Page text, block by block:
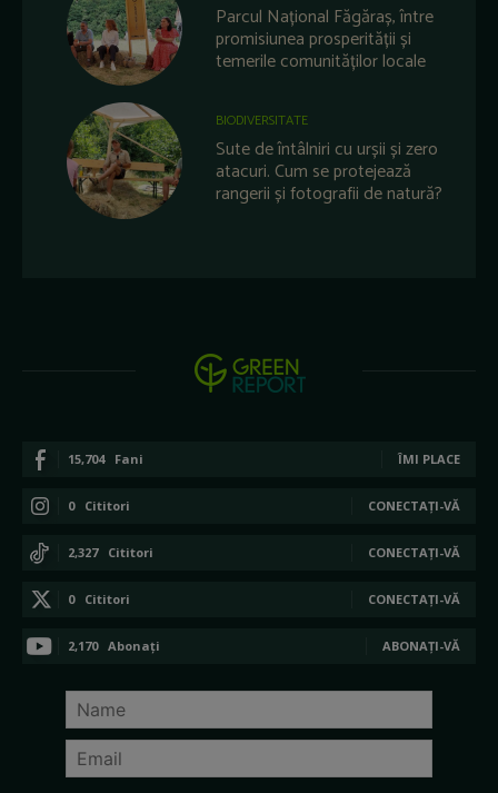
Parcul Național Făgăraș, între
promisiunea prosperității și
temerile comunităților locale
BIODIVERSITATE
Sute de întâlniri cu urșii și zero
atacuri. Cum se protejează
rangerii și fotografii de natură?
15,704 Fani ÎMI PLACE
0 Cititori CONECTAȚI-VĂ
2,327 Cititori CONECTAȚI-VĂ
0 Cititori CONECTAȚI-VĂ
2,170 Abonați ABONAȚI-VĂ